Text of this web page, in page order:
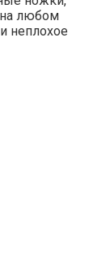
любом
неплохое